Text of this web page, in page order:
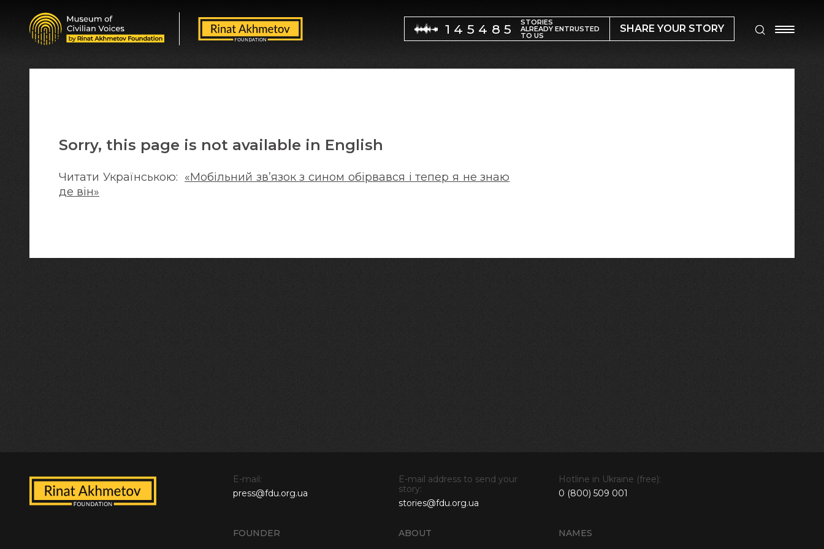
145485 STORIES
ALREADY ENTRUSTED
TO US
SHARE YOUR STORY
Sorry, this page is not available in English
Читати Українською: «Мобільний зв’язок з сином обірвався і тепер я не знаю
де він»
FOUNDER ABOUT NAMES
E-mail:
press@fdu.org.ua
E-mail address to send your
story:
stories@fdu.org.ua
Hotline in Ukraine (free):
0 (800) 509 001